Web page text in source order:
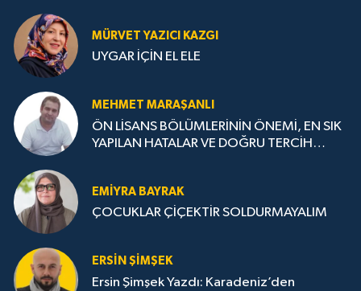
MÜRVET YAZICI KAZGI
UYGAR İÇİN EL ELE
MEHMET MARAŞANLI
ÖN LİSANS BÖLÜMLERİNİN ÖNEMİ, EN SIK
YAPILAN HATALAR VE DOĞRU TERCİH
EMIYRA BAYRAK
ÇOCUKLAR ÇİÇEKTİR SOLDURMAYALIM
ERSIN ŞIMŞEK
Ersin Şimşek Yazdı: Karadeniz’den